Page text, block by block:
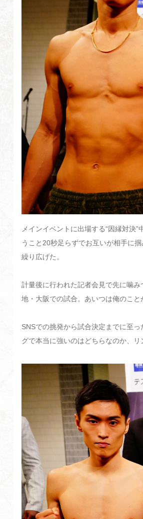
メインイベントに出場する“因縁対決
うこと20秒足らずでお互いが相手に
繰り広げた。
計量後に行われた記者会見で先に噛
地・大阪での試合。あいつは俺のこ
SNSでの挑発から試合決定までに至
グで本当に強いのはどちらなのか、リ